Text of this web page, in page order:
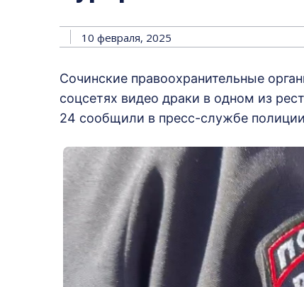
10 февраля, 2025
Сочинские правоохранительные
соцсетях видео драки в одном из
24 сообщили в пресс-службе